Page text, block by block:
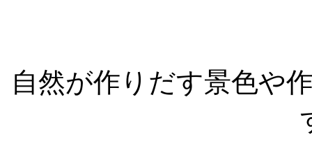
自然が作りだす景色や